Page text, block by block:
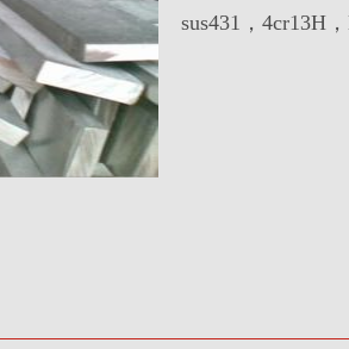
sus431，4cr13H